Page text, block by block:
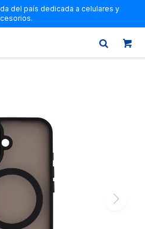
del país dedicada a celulares y